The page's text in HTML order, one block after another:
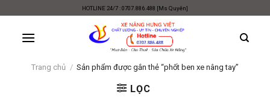
content
HOTLINE 24/7 : 0707.886.488 [Ms Quyên]
Trang chủ / Sản phẩm được gắn thẻ “phốt ben xe nâng tay”
LỌC